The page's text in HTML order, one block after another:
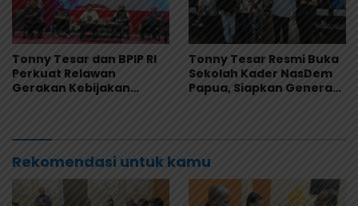
Tonny Tesar dan BPIP RI
Perkuat Relawan
Gerakan Kebijakan
Tonny Tesar Resmi Buka
Sekolah Kader NasDem
Papua, Siapkan Generasi
Rekomendasi untuk kamu